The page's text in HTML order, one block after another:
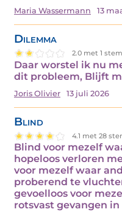
Maria Wassermann 13
Dilemma
2.0 met 1
Daar worstel ik nu
dit probleem, Blijft
Joris Olivier 13 juli 2026
Blind
4.1 met 28
Blind voor mezelf
hopeloos verloren
voor mezelf waar
proberend te
gevoelloos voor
rotsvast gevangen